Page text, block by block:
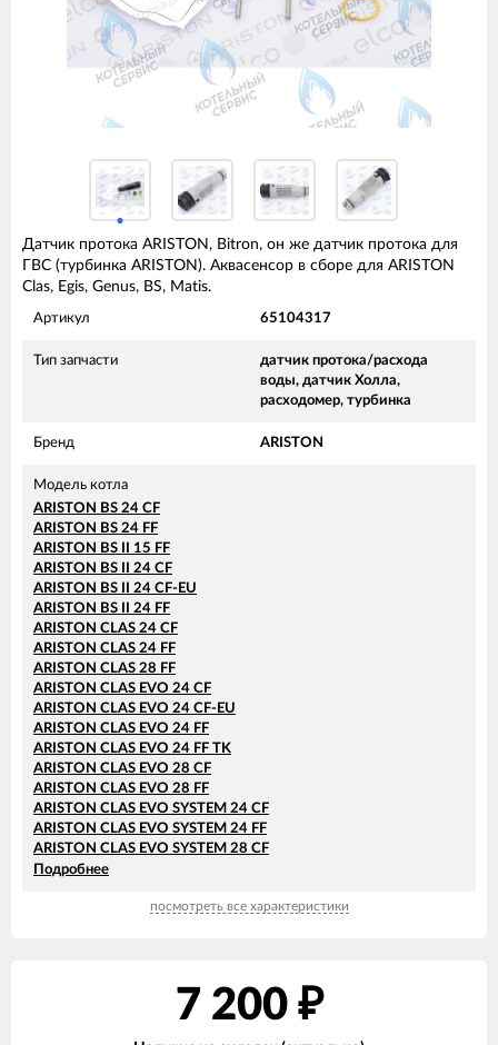
Датчик протока ARISTON, Bitron, он же датчик протока для
ГВС (турбинка ARISTON). Аквасенсор в сборе для ARISTON
Clas, Egis, Genus, BS, Matis.
Артикул 65104317
Тип запчасти
датчик протока/расхода
воды, датчик Холла,
расходомер, турбинка
Бренд ARISTON
Модель котла
ARISTON BS 24 CF
ARISTON BS 24 FF
ARISTON BS II 15 FF
ARISTON BS II 24 CF
ARISTON BS II 24 CF-EU
ARISTON BS II 24 FF
ARISTON CLAS 24 CF
ARISTON CLAS 24 FF
ARISTON CLAS 28 FF
ARISTON CLAS EVO 24 CF
ARISTON CLAS EVO 24 CF-EU
ARISTON CLAS EVO 24 FF
ARISTON CLAS EVO 24 FF TK
ARISTON CLAS EVO 28 CF
ARISTON CLAS EVO 28 FF
ARISTON CLAS EVO SYSTEM 24 CF
ARISTON CLAS EVO SYSTEM 24 FF
ARISTON CLAS EVO SYSTEM 28 CF
ARISTON CLAS EVO SYSTEM 28 FF
ARISTON CLAS SYSTEM 24 CF
ARISTON CLAS SYSTEM 32 FF
ARISTON EGIS PLUS 24 CF
Подробнее
посмотреть все характеристики
7 200 ₽